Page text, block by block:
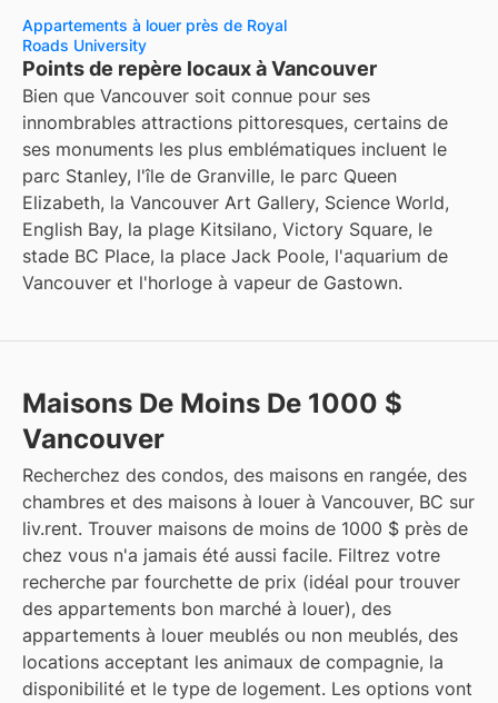
Appartements à louer près de Royal
Roads University
Points de repère locaux à Vancouver
Bien que Vancouver soit connue pour ses
innombrables attractions pittoresques, certains de
ses monuments les plus emblématiques incluent le
parc Stanley, l'île de Granville, le parc Queen
Elizabeth, la Vancouver Art Gallery, Science World,
English Bay, la plage Kitsilano, Victory Square, le
stade BC Place, la place Jack Poole, l'aquarium de
Vancouver et l'horloge à vapeur de Gastown.
Maisons De Moins De 1000 $
Vancouver
Recherchez des condos, des maisons en rangée, des
chambres et des maisons à louer à Vancouver, BC sur
liv.rent. Trouver maisons de moins de 1000 $ près de
chez vous n'a jamais été aussi facile. Filtrez votre
recherche par fourchette de prix (idéal pour trouver
des appartements bon marché à louer), des
appartements à louer meublés ou non meublés, des
locations acceptant les animaux de compagnie, la
disponibilité et le type de logement. Les options vont